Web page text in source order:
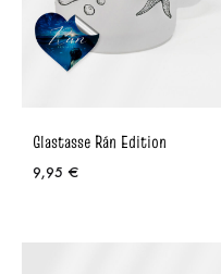
Glastasse Rán Edition
9,95 €